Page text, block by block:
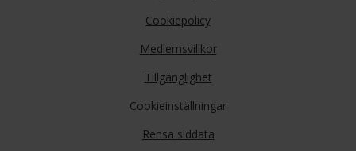
Cookiepolicy
Medlemsvillkor
Tillgänglighet
Cookieinställningar
Rensa siddata